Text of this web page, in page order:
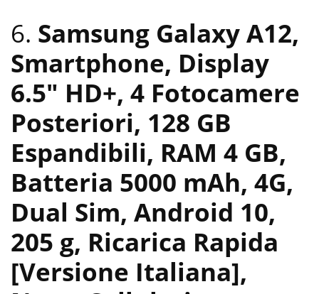
6. Samsung Galaxy A12,
Smartphone, Display
6.5″ HD+, 4 Fotocamere
Posteriori, 128 GB
Espandibili, RAM 4 GB,
Batteria 5000 mAh, 4G,
Dual Sim, Android 10,
205 g, Ricarica Rapida
[Versione Italiana],